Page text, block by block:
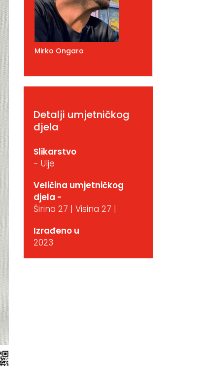
Mirko Ongaro
Detalji umjetničkog
djela
Slikarstvo
- Ulje
Veličina umjetničkog
djela -
Širina 27 | Visina 27 |
Izrađeno u
2023